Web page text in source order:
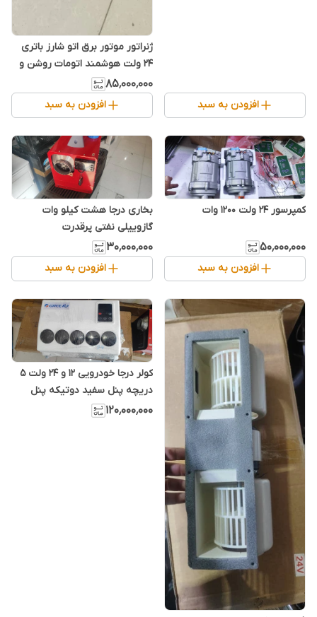
افزودن به سبد
ژنراتور موتور برق اتو شارز باتری
24 ولت هوشمند اتومات روشن و
خاموش ریموت کنترل اتومات
کنترل
۸۵٬۰۰۰٬۰۰۰
افزودن به سبد
کمپرسور 24 ولت 1200 وات
۵۰٬۰۰۰٬۰۰۰
افزودن به سبد
بخاری درجا هشت کیلو وات
گازوییلی نفتی پرقدرت
۳۰٬۰۰۰٬۰۰۰
افزودن به سبد
کولر درجا خودرویی 12 و 24 ولت 5
دریچه پنل سفید دوتیکه پنل
راست
۱۲۰٬۰۰۰٬۰۰۰